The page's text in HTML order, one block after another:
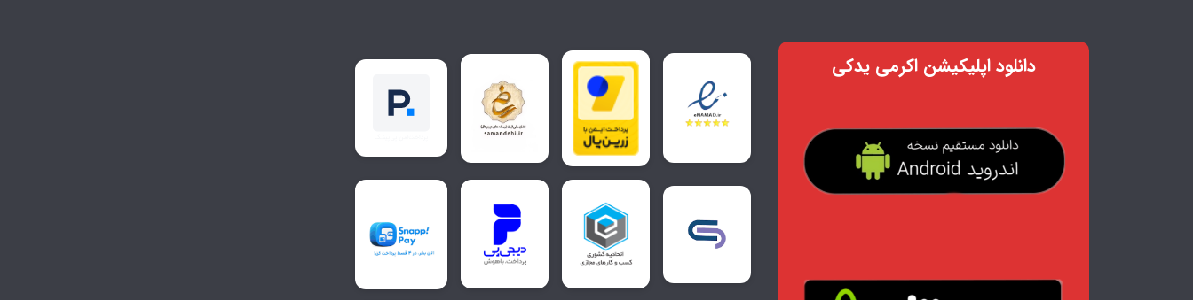
دانلود اپلیکیشن اکرمی یدکی